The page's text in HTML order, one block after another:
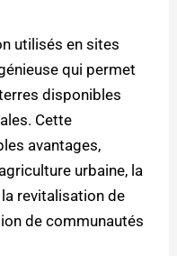
utilisés en sites
qui permet
disponibles
Cette
avantages,
urbaine, la
revitalisation de
de communautés